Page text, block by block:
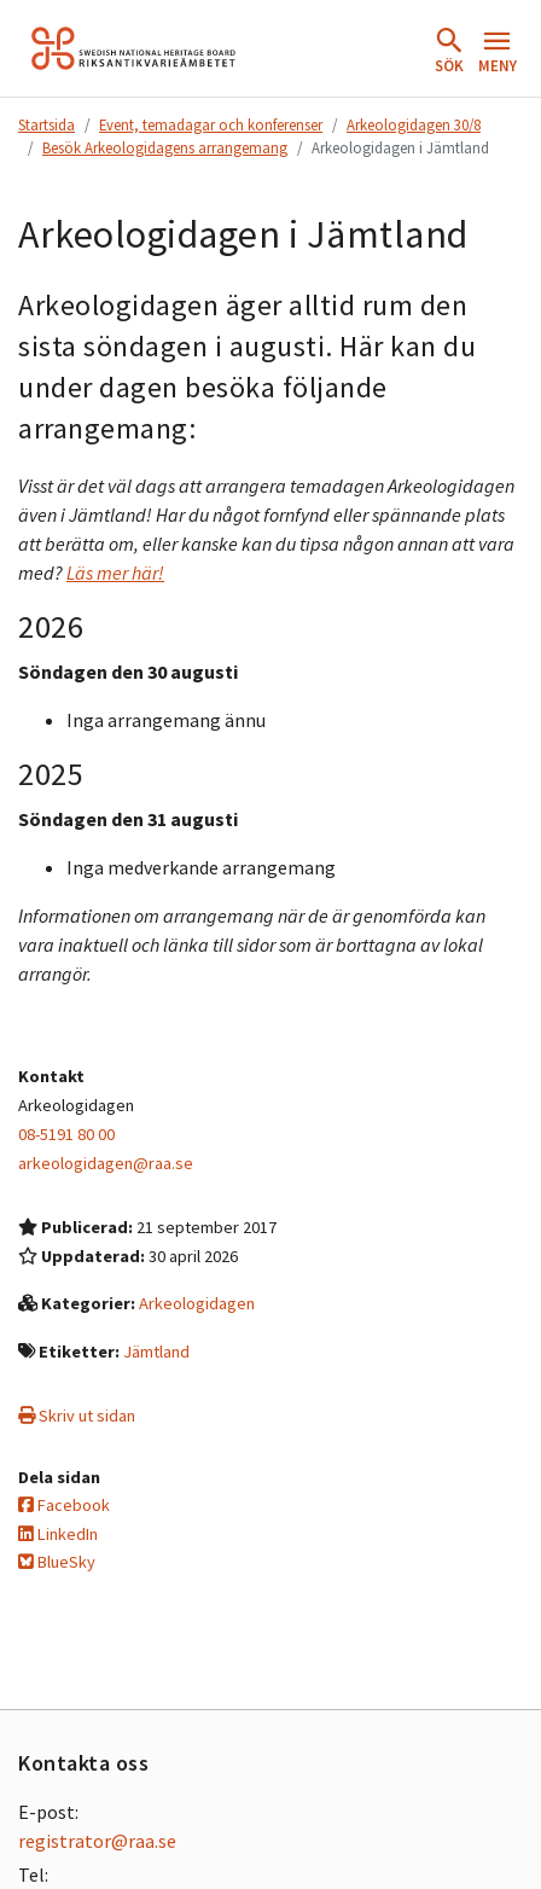
Hoppa
till
SÖK MENY
Startsida Event, temadagar och konferenser
Arkeologidagen 30/8
Besök Arkeologidagens arrangemang
Arkeologidagen i Jämtland
Arkeologidagen i Jämtland
Arkeologidagen äger alltid rum den
sista söndagen i augusti. Här kan du
under dagen besöka följande
arrangemang:
Visst är det väl dags att arrangera temadagen Arkeologidagen
även iJämtland! Har du något fornfynd eller spännande plats
att berätta om, eller kanske kan du tipsa någon annan att vara
med?Läs mer här!
2026
Söndagen den 30 augusti
Inga arrangemang ännu
2025
Söndagen den 31 augusti
Inga medverkande arrangemang
Informationen om arrangemang när de är genomförda kan
vara inaktuell och länka till sidor som är borttagna av lokal
arrangör.
Kontakt
Arkeologidagen
08-5191 80 00
arkeologidagen@raa.se
Publicerad: 21 september 2017
Uppdaterad:30 april 2026
Kategorier:Arkeologidagen
Etiketter: Jämtland
Skriv ut sidan
Dela sidan
Facebook
LinkedIn
BlueSky
Kontakta oss
E-post:
registrator@raa.se
Tel: